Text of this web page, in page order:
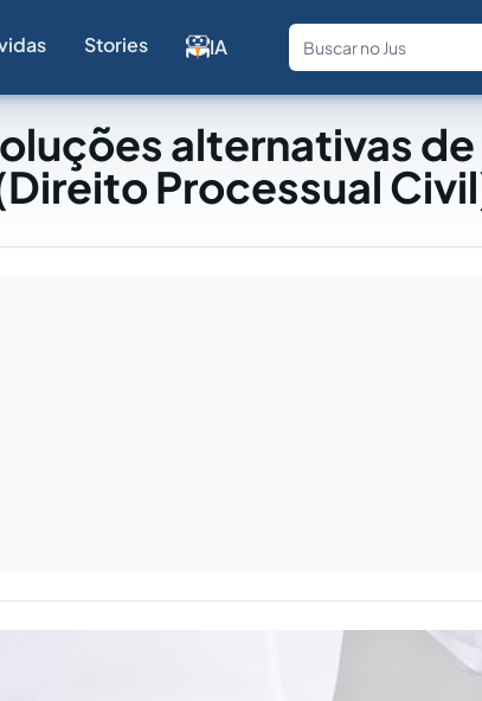
Stories IA
Fale com
alternativas de
Processual